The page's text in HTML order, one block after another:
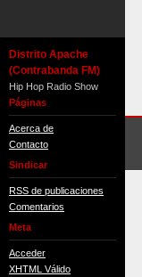
Distrito Apache
(Contrabanda FM)
Hip Hop Radio Show
Páginas
Acerca de
Contacto
Sindicar
RSS de publicaciones
Comentarios
Meta
Acceder
XHTML Válido